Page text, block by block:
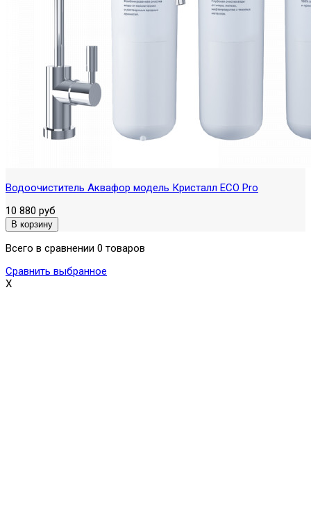
Водоочиститель Аквафор модель Кристалл ECO Pro
10 880 руб
Всего в сравнении 0 товаров
Сравнить выбранное
X